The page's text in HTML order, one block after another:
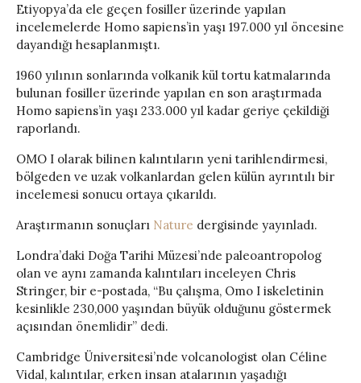
Etiyopya’da ele geçen fosiller üzerinde yapılan
incelemelerde Homo sapiens’in yaşı 197.000 yıl öncesine
dayandığı hesaplanmıştı.
1960 yılının sonlarında volkanik kül tortu katmalarında
bulunan fosiller üzerinde yapılan en son araştırmada
Homo sapiens’in yaşı 233.000 yıl kadar geriye çekildiği
raporlandı.
OMO I olarak bilinen kalıntıların yeni tarihlendirmesi,
bölgeden ve uzak volkanlardan gelen külün ayrıntılı bir
incelemesi sonucu ortaya çıkarıldı.
Araştırmanın sonuçları Nature dergisinde yayınladı.
Londra’daki Doğa Tarihi Müzesi’nde paleoantropolog
olan ve aynı zamanda kalıntıları inceleyen Chris
Stringer, bir e-postada, “Bu çalışma, Omo I iskeletinin
kesinlikle 230,000 yaşından büyük olduğunu göstermek
açısından önemlidir” dedi.
Cambridge Üniversitesi’nde volcanologist olan Céline
Vidal, kalıntılar, erken insan atalarının yaşadığı